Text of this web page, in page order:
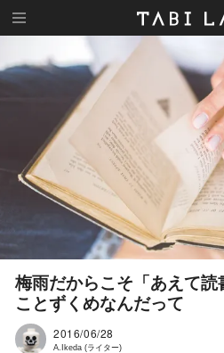
梅雨だからこそ「あえて
ことずくめなんだって
2016/06/28
A.Ikeda (ライター)